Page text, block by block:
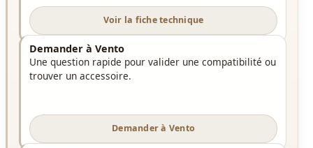
Voir la fiche technique
Demander à Vento
Une question rapide pour valider une compatibilité ou
trouver un accessoire.
Demander à Vento